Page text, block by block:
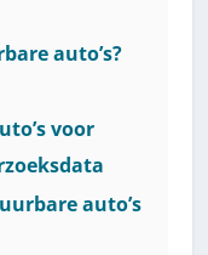
auto’s?
voor
auto’s